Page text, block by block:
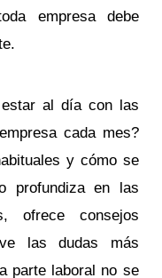
empresa debe
al día con las
cada mes?
y cómo se
profundiza en las
ofrece consejos
las dudas más
parte laboral no se